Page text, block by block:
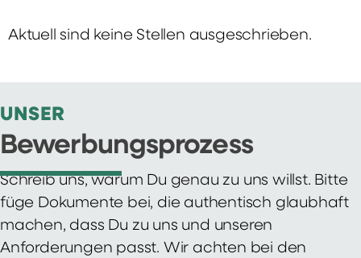
Aktuell sind keine Stellen ausgeschrieben.
UNSER
Bewerbungsprozess
Schreib uns, warum Du genau zu uns willst. Bitte
füge Dokumente bei, die authentisch glaubhaft
machen, dass Du zu uns und unseren
Anforderungen passt. Wir achten bei den